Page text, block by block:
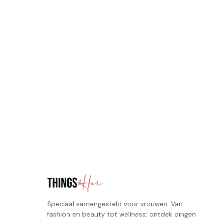
Speciaal samengesteld voor vrouwen. Van
fashion en beauty tot wellness: ontdek dingen